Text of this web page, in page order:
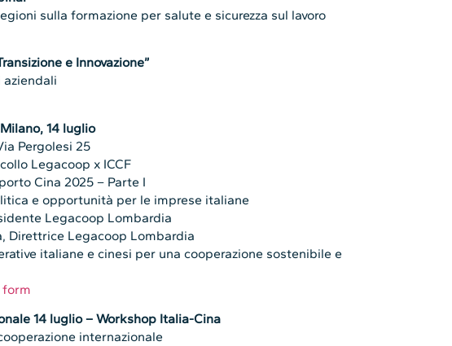
sulla formazione per salute e sicurezza sul lavoro
e Innovazione”
14 luglio
Pergolesi 25
Legacoop x ICCF
Cina 2025 – Parte I
e opportunità per le imprese italiane
Legacoop Lombardia
Direttrice Legacoop Lombardia
italiane e cinesi per una cooperazione sostenibile e
form
14 luglio – Workshop Italia-Cina
internazionale